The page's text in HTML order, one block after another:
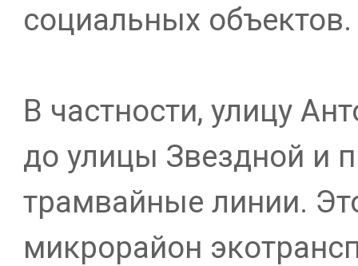
социальных объектов.
В частности, улицу
до улицы Звездной и
трамвайные линии.
микрорайон